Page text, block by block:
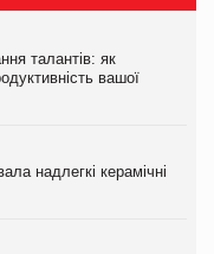
талантів: як
вашої
надлегкі керамічні